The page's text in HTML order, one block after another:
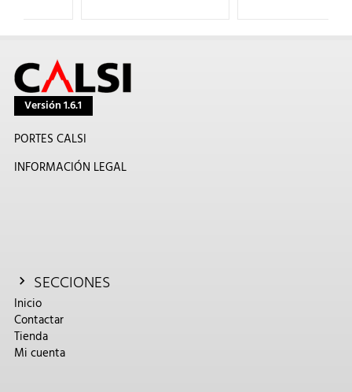
Versión 1.6.1
PORTES CALSI
INFORMACIÓN LEGAL
SECCIONES
Inicio
Contactar
Tienda
Mi cuenta